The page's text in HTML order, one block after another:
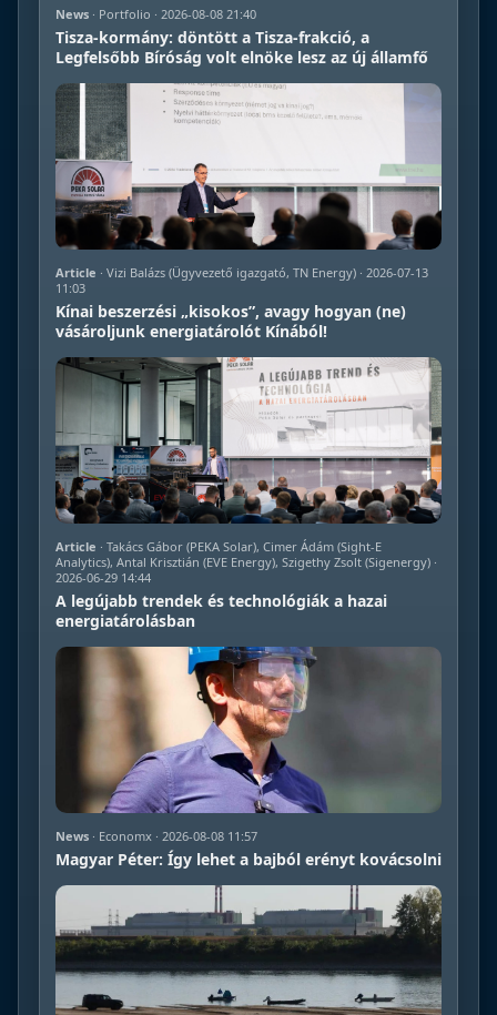
News · Portfolio · 2026-08-08 21:40
Tisza-kormány: döntött a Tisza-frakció, a
Legfelsőbb Bíróság volt elnöke lesz az új államfő
Article · Vizi Balázs (Ügyvezető igazgató, TN Energy) · 2026-07-13
11:03
Kínai beszerzési „kisokos”, avagy hogyan (ne)
vásároljunk energiatárolót Kínából!
Article · Takács Gábor (PEKA Solar), Cimer Ádám (Sight-E
Analytics), Antal Krisztián (EVE Energy), Szigethy Zsolt (Sigenergy) ·
2026-06-29 14:44
A legújabb trendek és technológiák a hazai
energiatárolásban
News · Economx · 2026-08-08 11:57
Magyar Péter: Így lehet a bajból erényt kovácsolni